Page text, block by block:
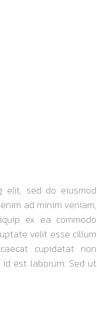
elit, sed do eiusmod
ad minim veniam,
ex ea commodo
velit esse cillum
cupidatat non
est laborum. Sed ut